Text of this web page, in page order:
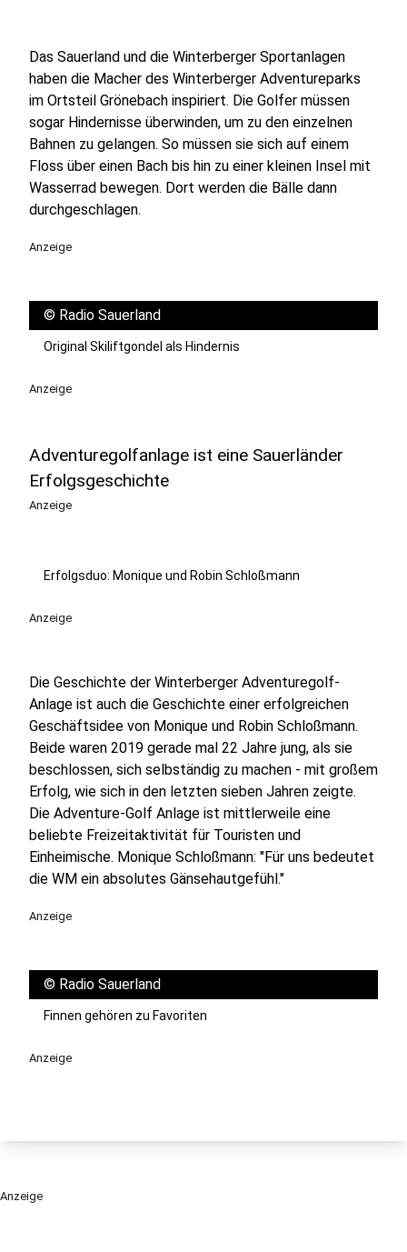
Das Sauerland und die Winterberger Sportanlagen
haben die Macher des Winterberger Adventureparks
im Ortsteil Grönebach inspiriert. Die Golfer müssen
sogar Hindernisse überwinden, um zu den einzelnen
Bahnen zu gelangen. So müssen sie sich auf einem
Floss über einen Bach bis hin zu einer kleinen Insel mit
Wasserrad bewegen. Dort werden die Bälle dann
durchgeschlagen.
Anzeige
© Radio Sauerland
Original Skiliftgondel als Hindernis
Anzeige
Adventuregolfanlage ist eine Sauerländer
Erfolgsgeschichte
Anzeige
Erfolgsduo: Monique und Robin Schloßmann
Anzeige
Die Geschichte der Winterberger Adventuregolf-
Anlage ist auch die Geschichte einer erfolgreichen
Geschäftsidee von Monique und Robin Schloßmann.
Beide waren 2019 gerade mal 22 Jahre jung, als sie
beschlossen, sich selbständig zu machen - mit großem
Erfolg, wie sich in den letzten sieben Jahren zeigte.
Die Adventure-Golf Anlage ist mittlerweile eine
beliebte Freizeitaktivität für Touristen und
Einheimische. Monique Schloßmann: "Für uns bedeutet
die WM ein absolutes Gänsehautgefühl."
Anzeige
© Radio Sauerland
Finnen gehören zu Favoriten
Anzeige
Anzeige